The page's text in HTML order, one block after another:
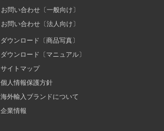
お問い合わせ〔一般向け〕
お問い合わせ〔法人向け〕
ダウンロード〔商品写真〕
ダウンロード〔マニュアル〕
サイトマップ
個人情報保護方針
海外輸入ブランドについて
企業情報